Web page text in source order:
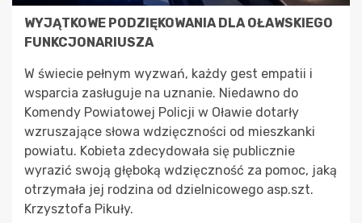
WYJĄTKOWE PODZIĘKOWANIA DLA OŁAWSKIEGO
FUNKCJONARIUSZA
W świecie pełnym wyzwań, każdy gest empatii i
wsparcia zasługuje na uznanie. Niedawno do
Komendy Powiatowej Policji w Oławie dotarły
wzruszające słowa wdzięczności od mieszkanki
powiatu. Kobieta zdecydowała się publicznie
wyrazić swoją głęboką wdzięczność za pomoc, jaką
otrzymała jej rodzina od dzielnicowego asp.szt.
Krzysztofa Pikuły.